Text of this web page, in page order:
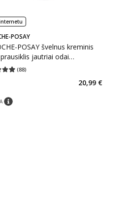
€
POSAY
POSAY švelnus kreminis
jautriai odai
400 ml
(88)
įvertinimas 4.91
patarimas
20,99 €